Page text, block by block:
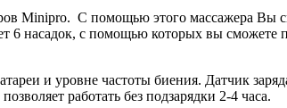
Minipro. С помощью этого массажера Вы
6 насадок, с помощью которых вы сможете
и уровне частоты биения. Датчик
работать без подзарядки 2-4 часа.